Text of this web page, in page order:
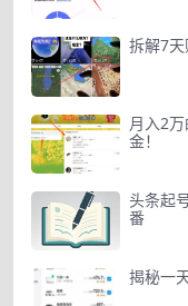
拆解7
月入2
金！
头条起
番
揭秘一